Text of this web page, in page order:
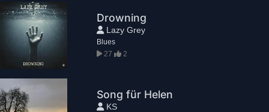
Drowning
Lazy Grey
Blues
27
2
Song für Helen
KS